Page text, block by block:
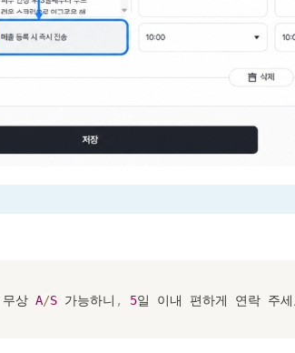
상 A/S 가능하니 , 5일 이내 편하게 연락 주세